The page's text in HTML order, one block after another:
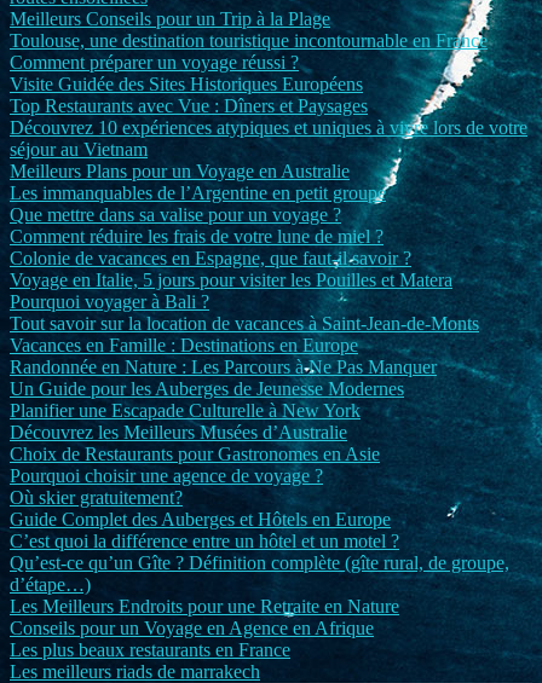
Meilleurs Conseils pour un Trip à la Plage
Toulouse, une destination touristique incontournable en France
Comment préparer un voyage réussi ?
Visite Guidée des Sites Historiques Européens
Top Restaurants avec Vue : Dîners et Paysages
Découvrez 10 expériences atypiques et uniques à vivre lors de votre
séjour au Vietnam
Meilleurs Plans pour un Voyage en Australie
Les immanquables de l’Argentine en petit groupe
Que mettre dans sa valise pour un voyage ?
Comment réduire les frais de votre lune de miel ?
Colonie de vacances en Espagne, que faut-il savoir ?
Voyage en Italie, 5 jours pour visiter les Pouilles et Matera
Pourquoi voyager à Bali ?
Tout savoir sur la location de vacances à Saint-Jean-de-Monts
Vacances en Famille : Destinations en Europe
Randonnée en Nature : Les Parcours à Ne Pas Manquer
Un Guide pour les Auberges de Jeunesse Modernes
Planifier une Escapade Culturelle à New York
Découvrez les Meilleurs Musées d’Australie
Choix de Restaurants pour Gastronomes en Asie
Pourquoi choisir une agence de voyage ?
Où skier gratuitement?
Guide Complet des Auberges et Hôtels en Europe
C’est quoi la différence entre un hôtel et un motel ?
Qu’est-ce qu’un Gîte ? Définition complète (gîte rural, de groupe,
d’étape…)
Les Meilleurs Endroits pour une Retraite en Nature
Conseils pour un Voyage en Agence en Afrique
Les plus beaux restaurants en France
Les meilleurs riads de marrakech